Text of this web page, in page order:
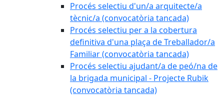
Procés selectiu d'un/a arquitecte/a
tècnic/a (convocatòria tancada)
Procés selectiu per a la cobertura
definitiva d'una plaça de Treballador/a
Familiar (convocatòria tancada)
Procés selectiu ajudant/a de peó/na de
la brigada municipal - Projecte Rubik
(convocatòria tancada)